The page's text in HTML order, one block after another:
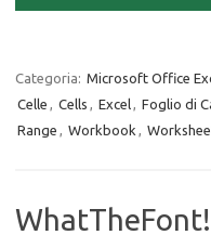
Categoria: Microsoft Office
Celle , Cells , Excel, Foglio di
Range , Workbook ,
WhatTheFont!